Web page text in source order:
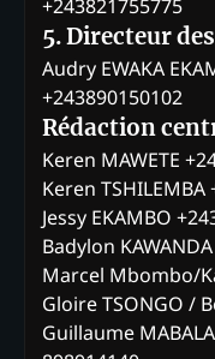
+243821755775
5. Directeur
Audry EWAKA
+243890150102
Rédaction
Keren MAWETE
Keren TSHILEMBA
Jessy EKAMBO
Badylon
Marcel Mbombo/
Gloire TSONGO /
Guillaume